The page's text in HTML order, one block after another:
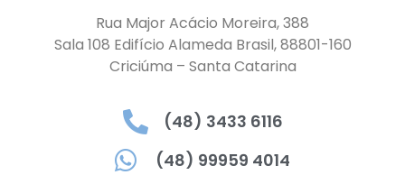
Rua Major Acácio Moreira, 388
Sala 108 Edifício Alameda Brasil, 88801-160
Criciúma – Santa Catarina
(48) 3433 6116
(48) 99959 4014